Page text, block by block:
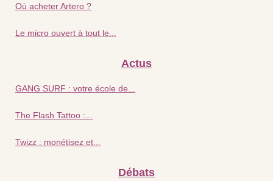
Où acheter Artero ?
Le micro ouvert à tout le...
Actus
GANG SURF : votre école de...
The Flash Tattoo :...
Twizz : monétisez et...
Débats